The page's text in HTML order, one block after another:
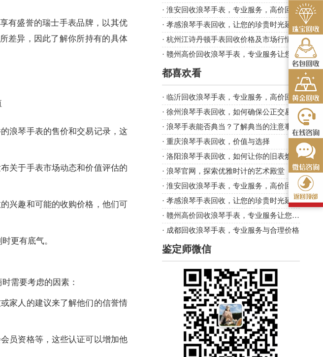
有盛誉的瑞士手表品牌，以其优
差异，因此了解你所持有的具体
浪琴手表的售价和交易记录，这
关于手表市场动态和价值评估的
兴趣和可能的收购价格，他们可
更有底气。
需要考虑的因素：
家人的建议来了解他们的信誉情
员资格等，这些认证可以增加他
· 淮安回收浪琴手表，专业服务，高价回收！
· 孝感浪琴手表回收，让您的珍贵时光延续
· 杭州江诗丹顿手表回收价格及市场行情分析
· 赣州高价回收浪琴手表，专业服务让您满意
都喜欢看
· 临沂回收浪琴手表，专业服务，高价回收！
· 徐州浪琴手表回收，如何确保公正交易与合理价值
· 浪琴手表能否典当？了解典当的注意事项
· 重庆浪琴手表回收，价值与选择
· 洛阳浪琴手表回收，如何让你的旧表焕发新生？
· 浪琴官网，探索优雅时计的艺术殿堂
· 淮安回收浪琴手表，专业服务，高价回收！
· 孝感浪琴手表回收，让您的珍贵时光延续
· 赣州高价回收浪琴手表，专业服务让您满意
· 成都回收浪琴手表，专业服务与合理价格
鉴定师微信